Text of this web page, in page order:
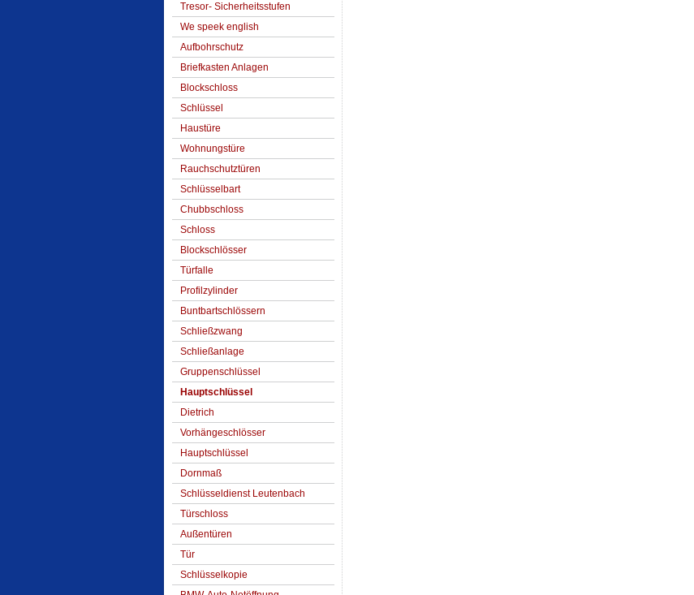
Tresor- Sicherheitsstufen
We speek english
Aufbohrschutz
Briefkasten Anlagen
Blockschloss
Schlüssel
Haustüre
Wohnungstüre
Rauchschutztüren
Schlüsselbart
Chubbschloss
Schloss
Blockschlösser
Türfalle
Profilzylinder
Buntbartschlössern
Schließzwang
Schließanlage
Gruppenschlüssel
Hauptschlüssel
Dietrich
Vorhängeschlösser
Hauptschlüssel
Dornmaß
Schlüsseldienst Leutenbach
Türschloss
Außentüren
Tür
Schlüsselkopie